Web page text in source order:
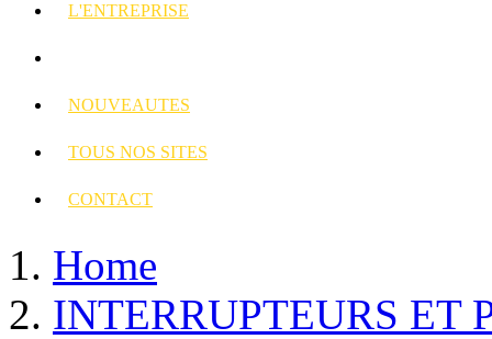
L'ENTREPRISE
NOUVEAUTES
TOUS NOS SITES
CONTACT
Home
INTERRUPTEURS ET